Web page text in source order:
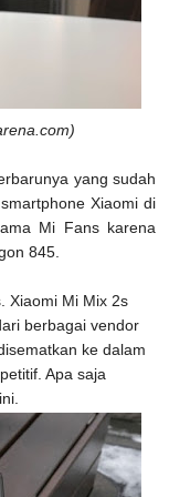
yang sudah
Xiaomi di
Mi Fans karena
845.
Xiaomi Mi Mix 2s
berbagai vendor
ke dalam
Apa saja